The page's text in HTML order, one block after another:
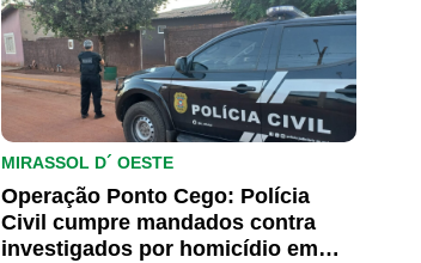
MIRASSOL D´ OESTE
Operação Ponto Cego: Polícia
Civil cumpre mandados contra
investigados por homicídio em